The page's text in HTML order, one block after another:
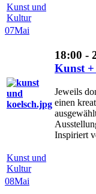
Kunst und
Kultur
07Mai
18:00 -
Kunst
Jeweils
einen
Inspiriert
Kunst und
Kultur
08Mai